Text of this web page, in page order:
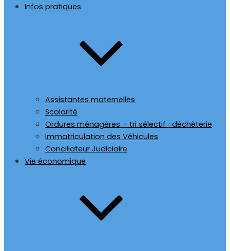
Infos pratiques
Assistantes maternelles
Scolarité
Ordures ménagères – tri sélectif -déchèterie
Immatriculation des Véhicules
Conciliateur Judiciaire
Vie économique